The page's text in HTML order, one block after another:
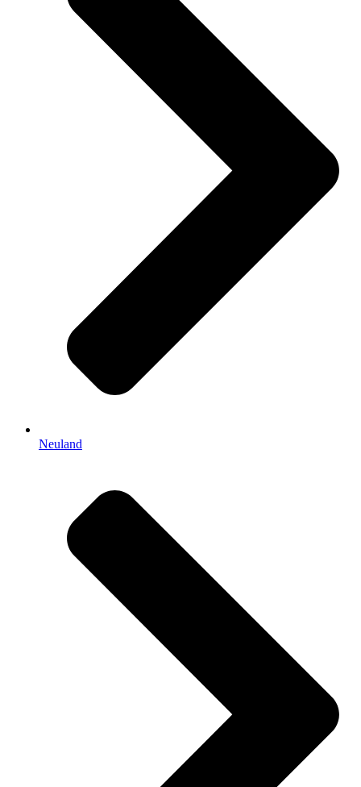
Neuland